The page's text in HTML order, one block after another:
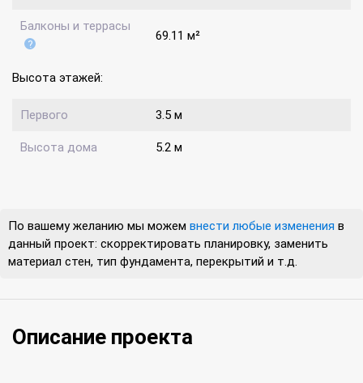
Балконы и террасы
69.11 м²
Высота этажей:
Первого 3.5 м
Высота дома 5.2 м
По вашему желанию мы можем внести любые изменения в
данный проект: скорректировать планировку, заменить
материал стен, тип фундамента, перекрытий и т.д.
Описание проекта